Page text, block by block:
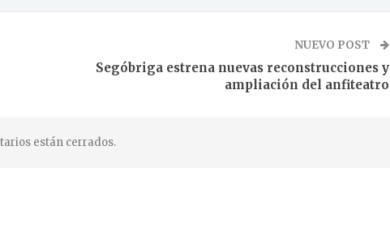
NUEVO POST
Segóbriga estrena nuevas reconstrucciones y
ampliación del anfiteatro
están cerrados.